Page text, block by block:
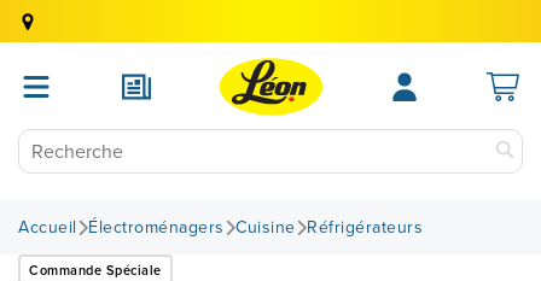
Accueil Électroménagers Cuisine Réfrigérateurs
Commande Spéciale